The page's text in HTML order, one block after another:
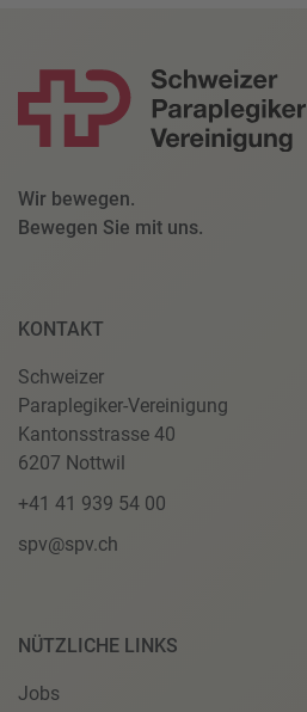
Wir bewegen.
Bewegen Sie mit uns.
KONTAKT
Schweizer
Paraplegiker-Vereinigung
Kantonsstrasse 40
6207 Nottwil
+41 41 939 54 00
spv@spv.ch
NÜTZLICHE LINKS
Jobs